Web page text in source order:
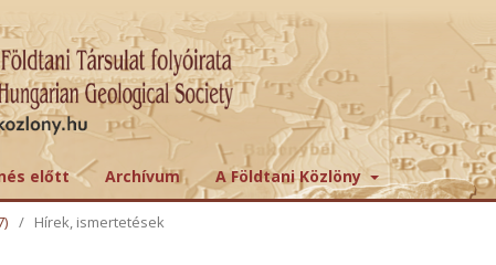
előtt Archívum A Földtani Közlöny
/ Hírek, ismertetések